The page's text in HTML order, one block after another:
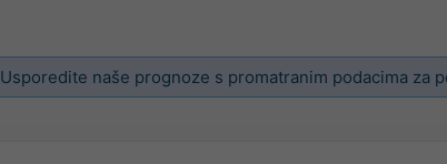
Usporedite naše prognoze s promatranim podacima za